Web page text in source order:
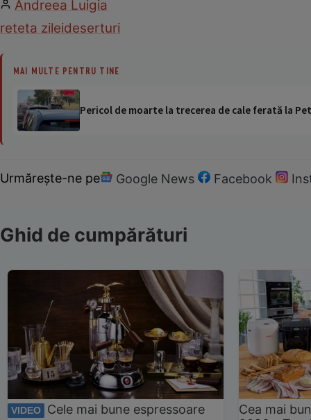
Andreea Luigia
reteta zileideserturi
MAI MULTE PENTRU TINE
Pericol de moarte la trecerea de cale ferată la
Urmărește-ne pe Google News Facebook
Ghid de cumpărături
VIDEO
Cele mai bune espressoare
Cea mai